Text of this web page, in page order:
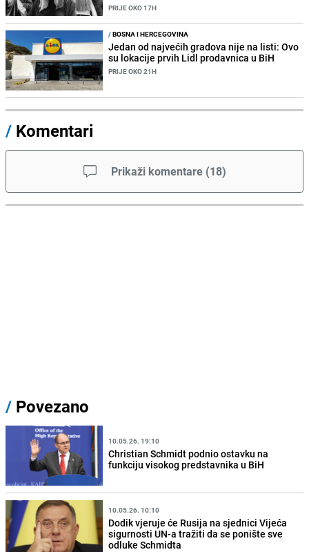
PRIJE OKO 17H
/BOSNA I HERCEGOVINA
Jedan od najvećih gradova nije na listi: Ovo
su lokacije prvih Lidl prodavnica u BiH
PRIJE OKO 21H
/ Komentari
Prikaži komentare (18)
/ Povezano
10.05.26. 19:10
Christian Schmidt podnio ostavku na
funkciju visokog predstavnika u BiH
10.05.26. 10:10
Dodik vjeruje će Rusija na sjednici Vijeća
sigurnosti UN-a tražiti da se ponište sve
odluke Schmidta